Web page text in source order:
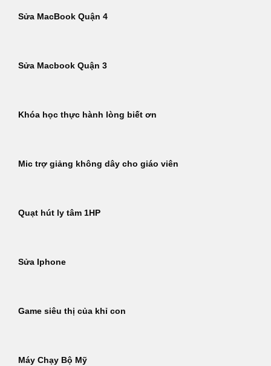
Sửa MacBook Quận 4
Sửa Macbook Quận 3
Khóa học thực hành lòng biết ơn
Mic trợ giảng không dây cho giáo viên
Quạt hút ly tâm 1HP
Sửa Iphone
Game siêu thị của khỉ con
Máy Chạy Bộ Mỹ